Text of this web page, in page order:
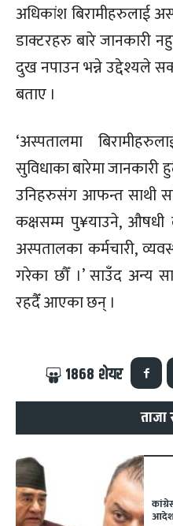
अधिकांश बिरामीहरुलाई
डाक्टरहरु बारे जानकारी
दुख नपाउन भन्ने उद्देश्यले
बताए ।
‘अस्पतालमा
सुविधाका बारेमा जानकारी
उनिहरुसंग आफन्त साथी
कक्षसम्म पु¥याउने, औषधी
अस्पतालका कर्मचारी,
गरेका छौँ ।’ साउँद अन्य
रहदैँ आएका छन् ।
1868 शेयर
ताजा